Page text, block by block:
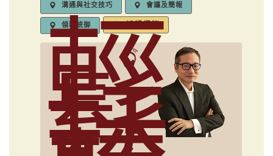
溝通與社交技巧 會議及簡報
領導統御 編輯標籤
輕